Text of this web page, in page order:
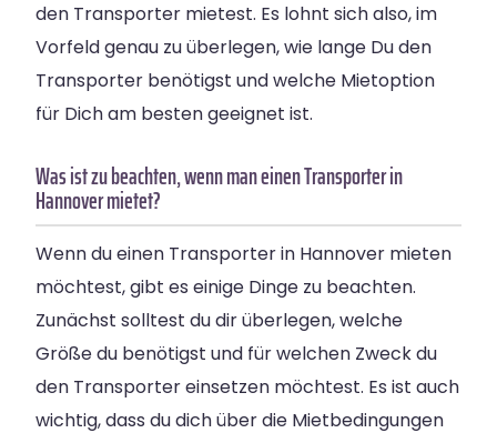
den Transporter mietest. Es lohnt sich also, im
Vorfeld genau zu überlegen, wie lange Du den
Transporter benötigst und welche Mietoption
für Dich am besten geeignet ist.
Was ist zu beachten, wenn man einen Transporter in
Hannover mietet?
Wenn du einen Transporter in Hannover mieten
möchtest, gibt es einige Dinge zu beachten.
Zunächst solltest du dir überlegen, welche
Größe du benötigst und für welchen Zweck du
den Transporter einsetzen möchtest. Es ist auch
wichtig, dass du dich über die Mietbedingungen